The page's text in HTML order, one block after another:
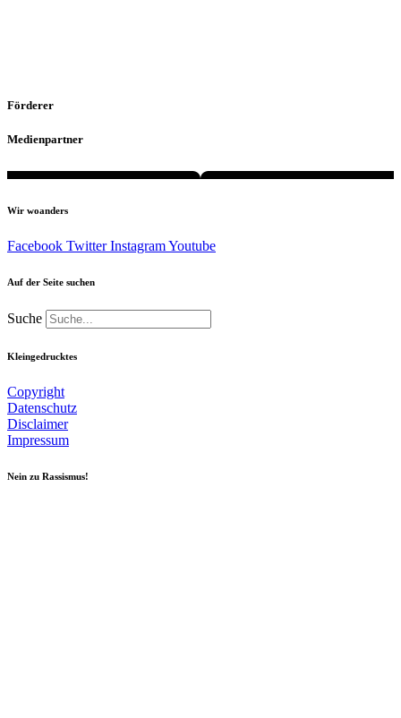
Förderer
Medienpartner
Wir woanders
Facebook Twitter InstagramYoutube
Auf der Seite suchen
Suche
Kleingedrucktes
Copyright
Datenschutz
Disclaimer
Impressum
Nein zu Rassismus!